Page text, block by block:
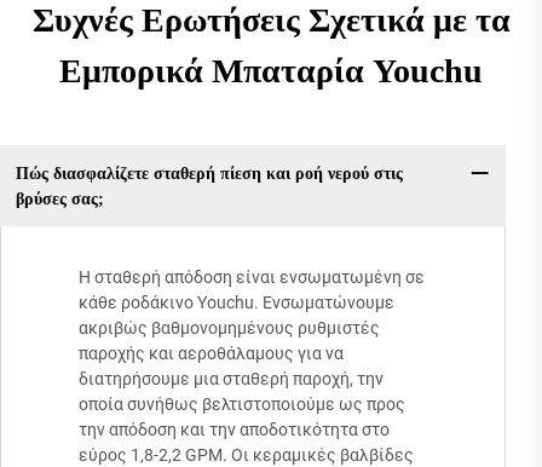
Συχνές Ερωτήσεις Σχετικά με τα
Εμπορικά Μπαταρία Youchu
Πώς διασφαλίζετε σταθερή πίεση και ροή νερού στις
βρύσες σας;
Η σταθερή απόδοση είναι ενσωματωμένη σε
κάθε ροδάκινο Youchu. Ενσωματώνουμε
ακριβώς βαθμονομημένους ρυθμιστές
παροχής και αεροθάλαμους για να
διατηρήσουμε μια σταθερή παροχή, την
οποία συνήθως βελτιστοποιούμε ως προς
την απόδοση και την αποδοτικότητα στο
εύρος 1,8-2,2 GPM. Οι κεραμικές βαλβίδες